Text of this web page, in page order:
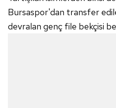
Bursaspor'dan transfer
devralan genç file bekçisi